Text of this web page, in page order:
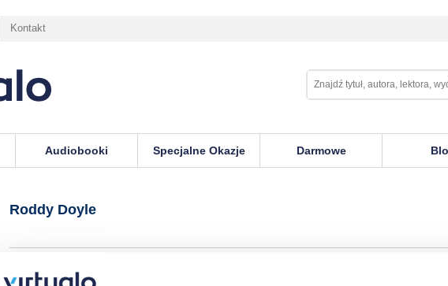
Kontakt
Audiobooki Specjalne Okazje Darmowe
Roddy Doyle